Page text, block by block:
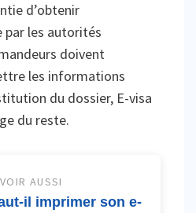
d’obtenir
par les autorités
doivent
les informations
du dossier, E-visa
du reste.
AUSSI
il imprimer son e-